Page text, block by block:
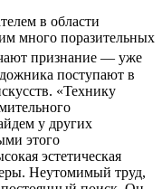
в области
много поразительных
признание — уже
поступают в
«Технику
у других
этого
эстетическая
Неутомимый труд,